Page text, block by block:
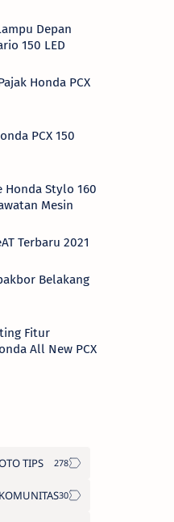
Depan
150 LED
Honda PCX
PCX 150
Honda Stylo 160
Mesin
Terbaru 2021
Belakang
Fitur
All New PCX
TIPS
KOMUNITAS